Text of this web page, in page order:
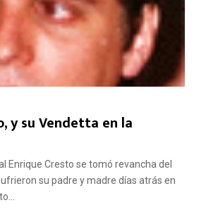
y su Vendetta en la
Enrique Cresto se tomó revancha del
su padre y madre días atrás en